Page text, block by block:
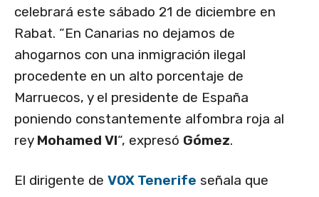
celebrará este sábado 21 de diciembre en
Rabat. “En Canarias no dejamos de
ahogarnos con una inmigración ilegal
procedente en un alto porcentaje de
Marruecos, y el presidente de España
poniendo constantemente alfombra roja al
rey Mohamed VI“, expresó Gómez.
El dirigente de VOX Tenerife señala que